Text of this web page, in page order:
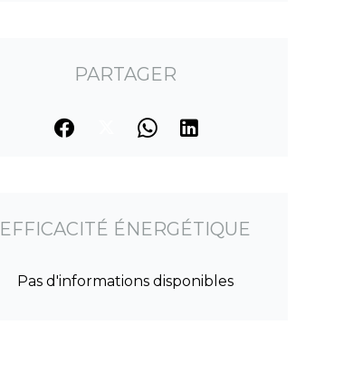
PARTAGER
EFFICACITÉ ÉNERGÉTIQUE
Pas d'informations disponibles